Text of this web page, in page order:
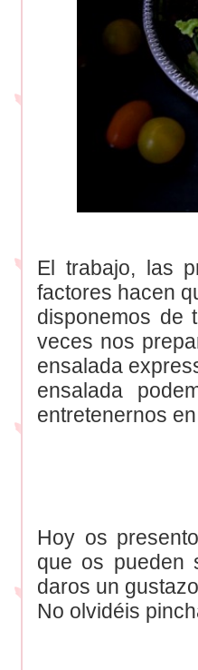
El trabajo, las
factores hacen
disponemos de
veces nos
ensalada
ensalada
entretenernos
Hoy os
que os pueden
daros un
No olvidéis